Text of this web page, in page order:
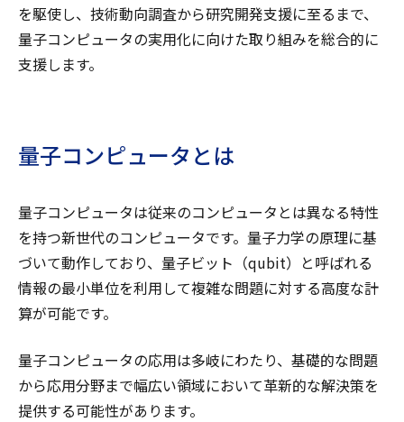
を駆使し、技術動向調査から研究開発支援に至るまで、
量子コンピュータの実用化に向けた取り組みを総合的に
支援します。
量子コンピュータとは
量子コンピュータは従来のコンピュータとは異なる特性
を持つ新世代のコンピュータです。量子力学の原理に基
づいて動作しており、量子ビット（qubit）と呼ばれる
情報の最小単位を利用して複雑な問題に対する高度な計
算が可能です。
量子コンピュータの応用は多岐にわたり、基礎的な問題
から応用分野まで幅広い領域において革新的な解決策を
提供する可能性があります。